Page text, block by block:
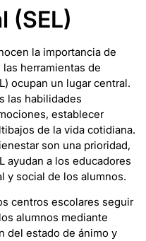
(SEL)
la importancia de
herramientas de
ocupan un lugar central.
las habilidades
establecer
de la vida cotidiana.
son una prioridad,
ayudan a los educadores
y social de los alumnos.
centros escolares seguir
alumnos mediante
del estado de ánimo y